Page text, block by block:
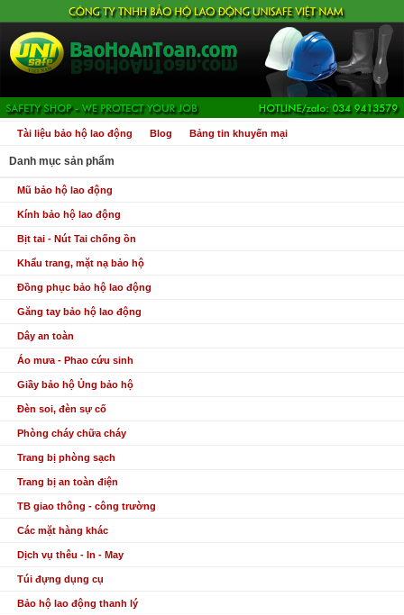
Tài liệu bảo hộ lao động Blog Bảng tin khuyến mại
Danh mục sản phẩm
Mũ bảo hộ lao động
Kính bảo hộ lao động
Bịt tai - Nút Tai chống ồn
Khẩu trang, mặt nạ bảo hộ
Đồng phục bảo hộ lao động
Găng tay bảo hộ lao động
Dây an toàn
Áo mưa - Phao cứu sinh
Giầy bảo hộ Ủng bảo hộ
Đèn soi, đèn sự cố
Phòng cháy chữa cháy
Trang bị phòng sạch
Trang bị an toàn điện
TB giao thông - công trường
Các mặt hàng khác
Dịch vụ thêu - In - May
Túi đựng dụng cụ
Bảo hộ lao động thanh lý